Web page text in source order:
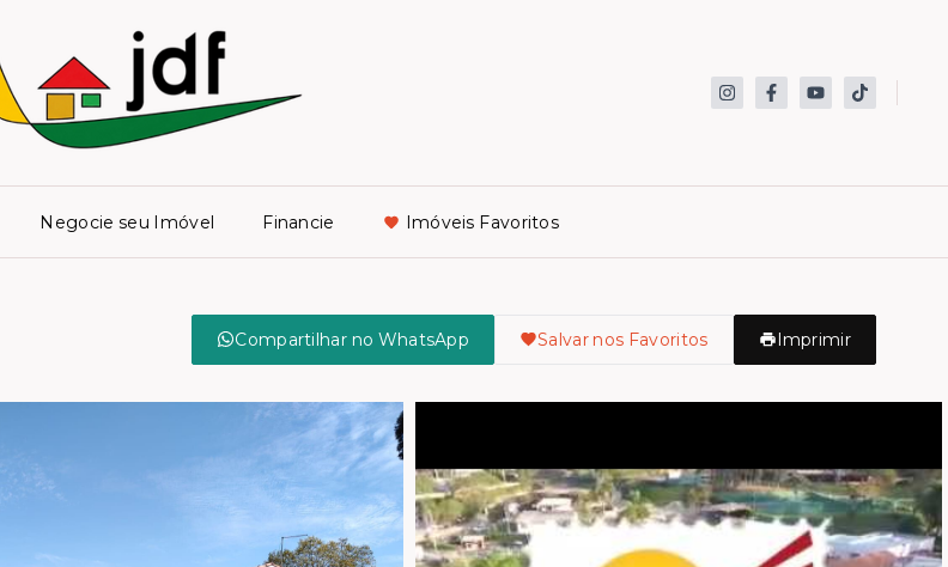
Negocie seu Imóvel Financie Imóveis Favoritos
Compartilhar no WhatsApp Salvar nos Favoritos Imprimir